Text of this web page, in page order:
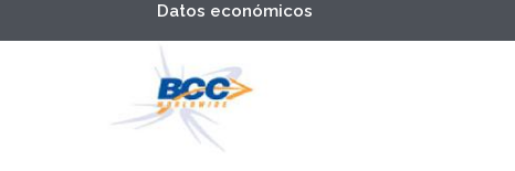
Datos económicos